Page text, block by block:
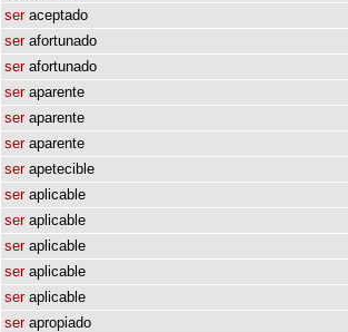
ser aceptado
ser afortunado
ser afortunado
ser aparente
ser aparente
ser aparente
ser apetecible
ser aplicable
ser aplicable
ser aplicable
ser aplicable
ser aplicable
ser apropiado